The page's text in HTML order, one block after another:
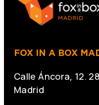
FOX IN A BOX
Calle Áncora, 12.
Madrid